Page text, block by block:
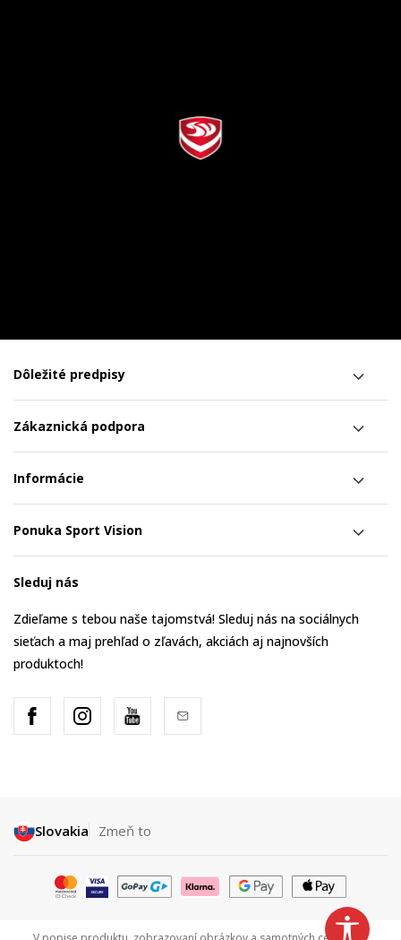
Dôležité predpisy
Zákaznická podpora
Informácie
Ponuka Sport Vision
Sleduj nás
Zdieľame s tebou naše tajomstvá! Sleduj nás na sociálnych
sieťach a maj prehľad o zľavách, akciách aj najnovších
produktoch!
Slovakia Zmeň to